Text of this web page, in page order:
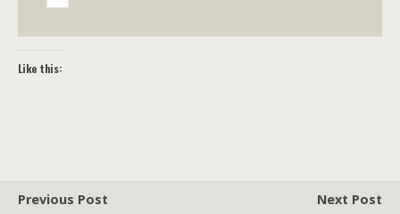
Like this:
Previous Post
Next Post